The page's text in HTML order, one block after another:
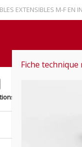
EXTENSIBLES M-F EN
Fiche technique